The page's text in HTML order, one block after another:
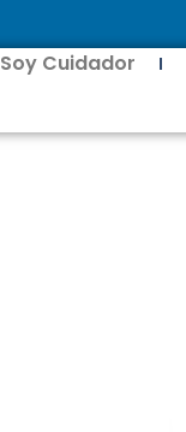
Soy Cuidador